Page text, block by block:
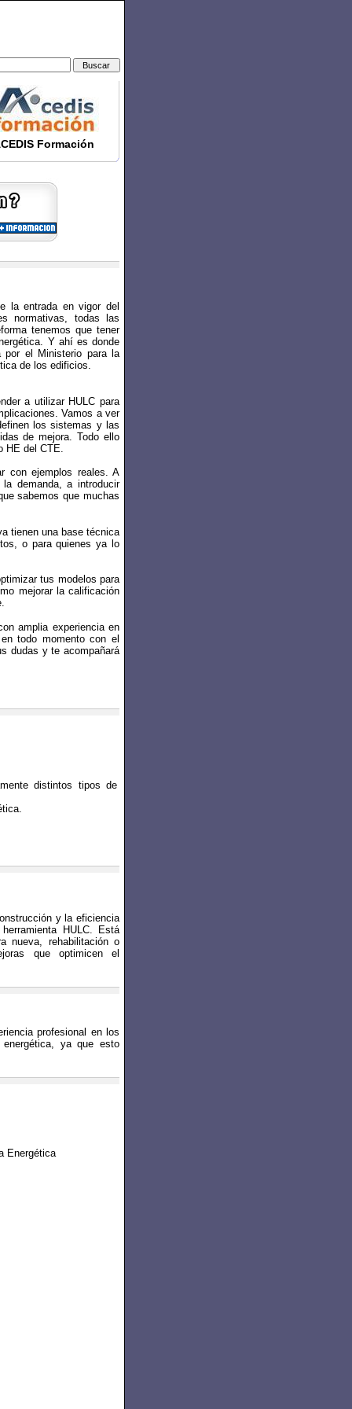
Formación
la entrada en vigor del
normativas, todas las
tenemos que tener
Y ahí es donde
por el Ministerio para la
de los edificios.
a utilizar HULC para
Vamos a ver
los sistemas y las
de mejora. Todo ello
del CTE.
con ejemplos reales. A
demanda, a introducir
sabemos que muchas
tienen una base técnica
o para quienes ya lo
tus modelos para
mejorar la calificación
amplia experiencia en
todo momento con el
dudas y te acompañará
distintos tipos de
y la eficiencia
HULC. Está
nueva, rehabilitación o
que optimicen el
profesional en los
ya que esto
Energética